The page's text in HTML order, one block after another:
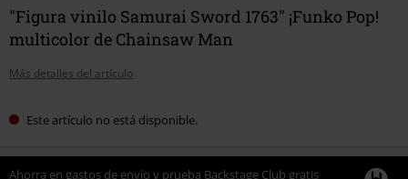
"Figura vinilo Samurai Sword 1763" ¡Funko Pop!
multicolor de Chainsaw Man
Más detalles del artículo
Este artículo no está disponible.
Ahorra en gastos de envío y prueba Backstage Club gratis